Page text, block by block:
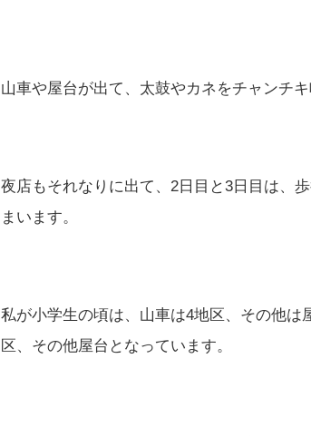
山車や屋台が出て、太鼓やカネをチャンチキ
夜店もそれなりに出て、2日目と3日目は、
まいます。
私が小学生の頃は、山車は4地区、その他は
区、その他屋台となっています。